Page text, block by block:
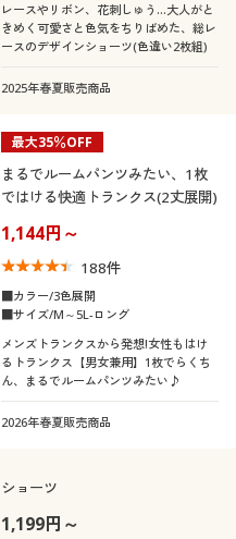
レースやリボン、花刺しゅう…大人がと
きめく可愛さと色気をちりばめた、総レ
ースのデザインショーツ(色違い2枚組)
2025年春夏販売商品
最大35％OFF
まるでルームパンツみたい、1枚
ではける快適トランクス(2丈展開)
1,144円～
188件
■カラー/3色展開
■サイズ/M～5L-ロング
メンズトランクスから発想!女性もはけ
るトランクス【男女兼用】1枚でらくち
ん、まるでルームパンツみたい♪
2026年春夏販売商品
ショーツ
1,199円～